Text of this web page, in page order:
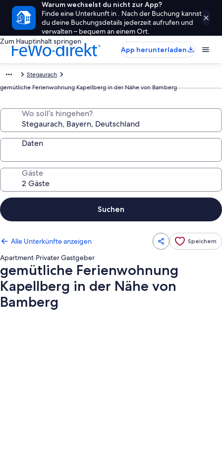
Warum wechselst du nicht zur App?
Finde eine Unterkunft in . Nach der Buchung kannst
du deine Buchungsdetails jederzeit aufrufen und
verwalten – bequem an einem Ort.
Zum Hauptinhalt springen
App herunterladen
Stegaurach
gemütliche Ferienwohnung Kapellberg in der Nähe von Bamberg
Wo soll’s hingehen?
Daten
Gäste
Suchen
Alle Unterkünfte anzeigen Speichern
Apartment·Privater Gastgeber
gemütliche Ferienwohnung
Kapellberg in der Nähe von
Bamberg